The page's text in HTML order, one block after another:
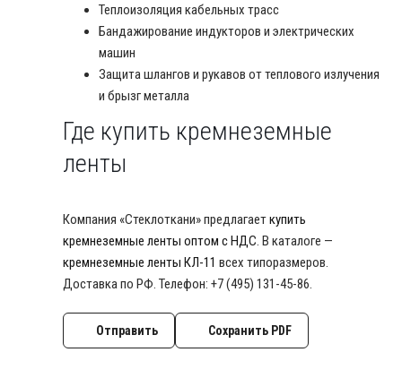
Теплоизоляция кабельных трасс
Бандажирование индукторов и электрических
машин
Защита шлангов и рукавов от теплового излучения
и брызг металла
Где купить кремнеземные
ленты
Компания «Стеклоткани» предлагаеткупить
кремнеземные ленты оптом с НДС. В каталоге —
кремнеземные ленты КЛ-11 всех типоразмеров.
Доставка по РФ. Телефон: +7 (495) 131-45-86.
Отправить Сохранить PDF